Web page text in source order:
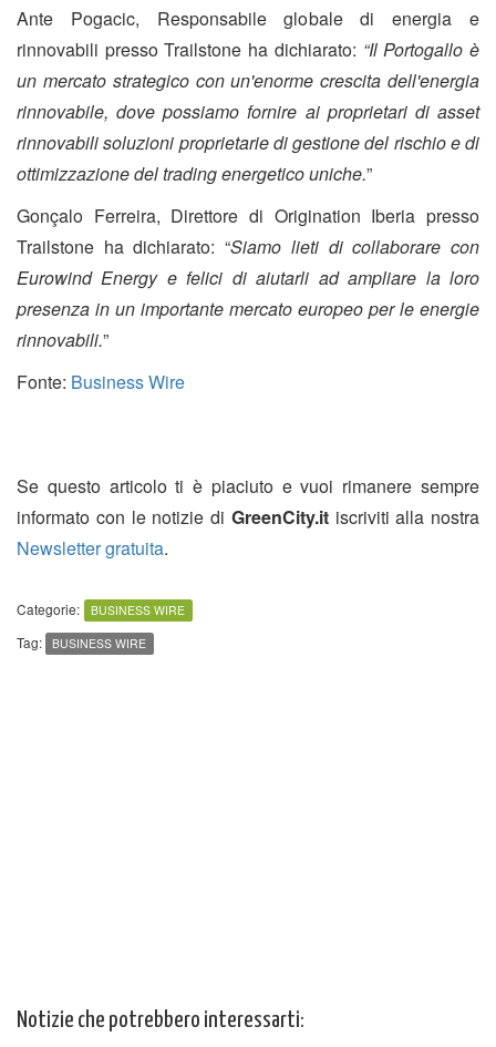
Ante Pogacic, Responsabile globale di energia e
rinnovabili presso Trailstone ha dichiarato: “Il Portogallo è
un mercato strategico con un'enorme crescita dell'energia
rinnovabile, dove possiamo fornire ai proprietari di asset
rinnovabili soluzioni proprietarie di gestione del rischio e di
ottimizzazione del trading energetico uniche.”
Gonçalo Ferreira, Direttore di Origination Iberia presso
Trailstone ha dichiarato: “Siamo lieti di collaborare con
Eurowind Energy e felici di aiutarli ad ampliare la loro
presenza in un importante mercato europeo per le energie
rinnovabili.”
Fonte: Business Wire
Se questo articolo ti è piaciuto e vuoi rimanere sempre
informato con le notizie di GreenCity.itiscriviti alla nostra
Newsletter gratuita.
Categorie: BUSINESS WIRE
Tag: BUSINESS WIRE
Notizie che potrebbero interessarti: